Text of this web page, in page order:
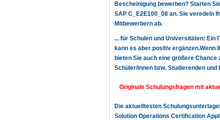
Bescheinigung bewerben? Starten
SAP C_E2E100_08 an. Sie veredeln
Mitbewerbern ab.
... für Schulen und Universitäten: Ein
kann es aber positiv
bieten Sie auch eine größere
Schüler/innen bzw. Studierenden
Originale Schulungsfragen mit
Die aktuelltesten
Solution Operations Certification